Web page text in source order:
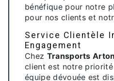
bénéfique pour notre
pour nos clients et
Service Clientèle
Engagement
Chez Transports Arton
client est notre
équipe dévouée est